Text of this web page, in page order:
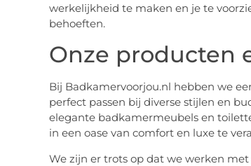
werkelijkheid te maken en je te
behoeften.
Onze producten
Bij Badkamervoorjou.nl hebben we
perfect passen bij diverse stijlen en
elegante badkamermeubels en
in een oase van comfort en luxe te
We zijn er trots op dat we werken